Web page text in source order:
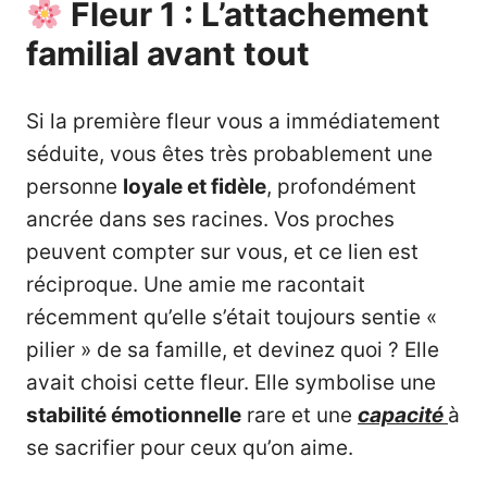
Fleur 1 : L’attachement
familial avant tout
Si la première fleur vous a immédiatement
séduite, vous êtes très probablement une
personne loyale et fidèle, profondément
ancrée dans ses racines. Vos proches
peuvent compter sur vous, et ce lien est
réciproque. Une amie me racontait
récemment qu’elle s’était toujours sentie «
pilier » de sa famille, et devinez quoi ? Elle
avait choisi cette fleur. Elle symbolise une
stabilité émotionnelle rare et une capacité à
se sacrifier pour ceux qu’on aime.